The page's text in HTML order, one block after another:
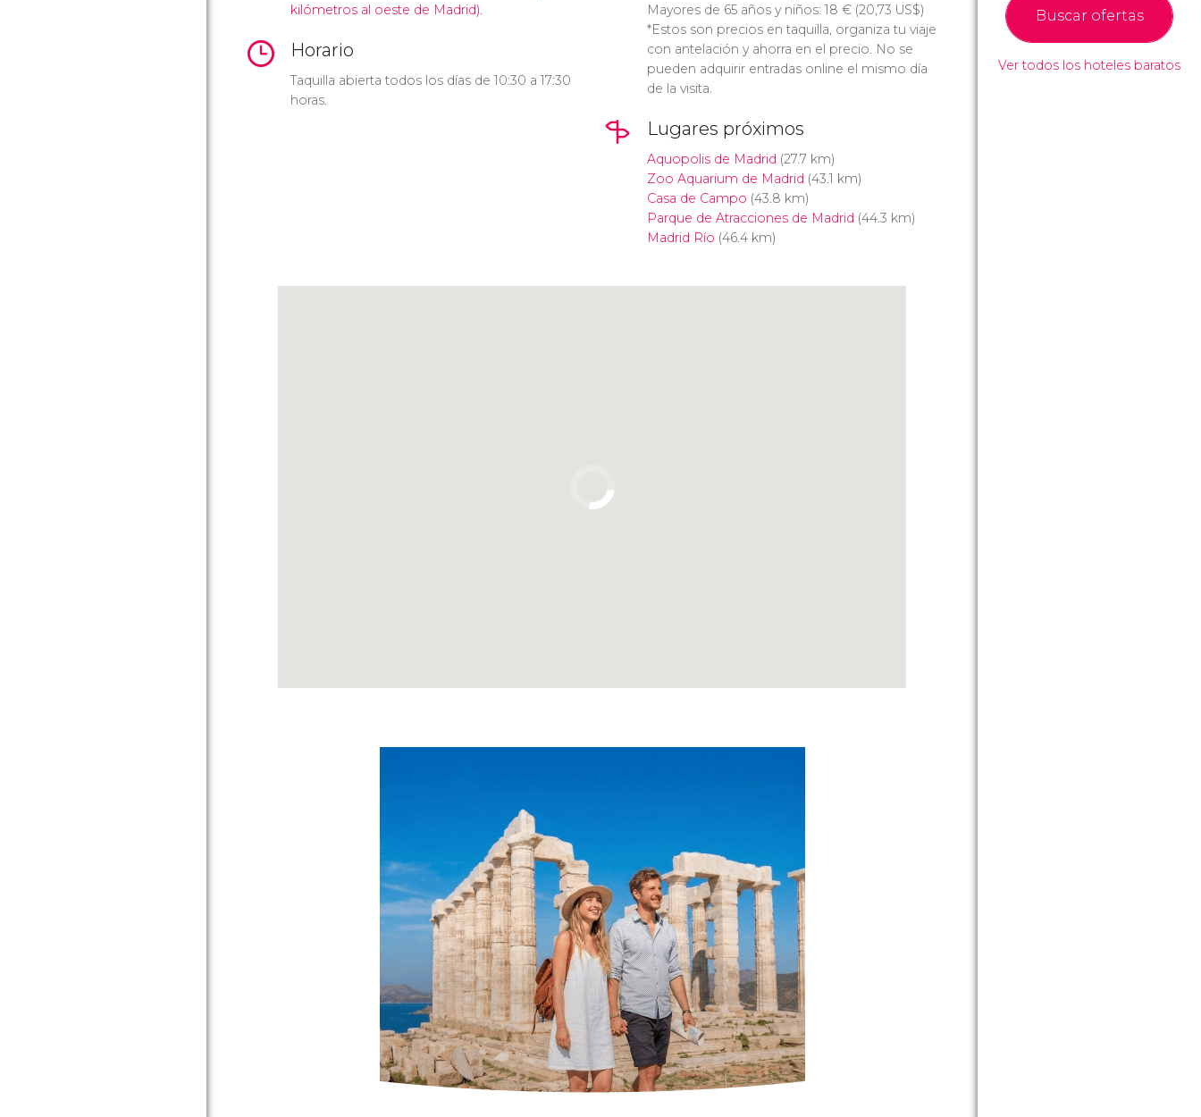
kilómetros al oeste de Madrid).
Horario
Taquilla abierta todos los días de 10:30 a 17:30
horas.
Mayores de 65 años y niños: 18 €(20,73 US$)
*Estos son precios en taquilla, organiza tu viaje
con antelación y ahorra en el precio. No se
pueden adquirir entradas online el mismo día
de la visita.
Lugares próximos
Aquopolis de Madrid (27.7 km)
Zoo Aquarium de Madrid (43.1 km)
Casa de Campo (43.8 km)
Parque de Atracciones de Madrid (44.3 km)
Madrid Río (46.4 km)
Buscar ofertas
Ver todos los hoteles baratos